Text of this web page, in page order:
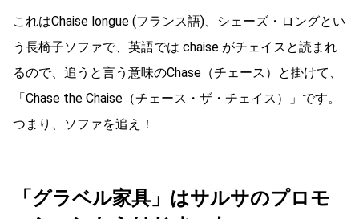
これはChaise longue (フランス語)、シェーズ・ロングとい
う長椅子ソファで、英語では chaise がチェイスと読まれ
るので、追うと言う意味のChase（チェース）と掛けて、
「Chase the Chaise（チェース・ザ・チェイス）」です。
つまり、ソファを追え！
「グラベル家具」はサルサのプロモ